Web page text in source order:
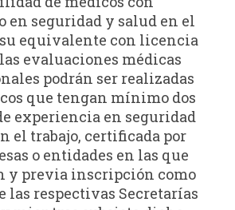
en seguridad y salud en el
su equivalente con licencia
evaluaciones médicas
podrán ser realizadas
que tengan mínimo dos
experiencia en seguridad
el trabajo, certificada por
o entidades en las que
y previa inscripción como
las respectivas Secretarías